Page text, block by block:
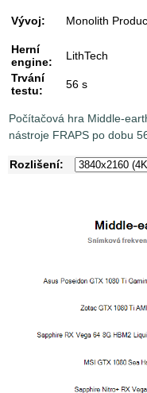
Vývoj: Monolith
Herní
engine:
LithTech
Trvání
testu:
56 s
Počítačová hra Middle-
nástroje FRAPS po dobu
Rozlišení: